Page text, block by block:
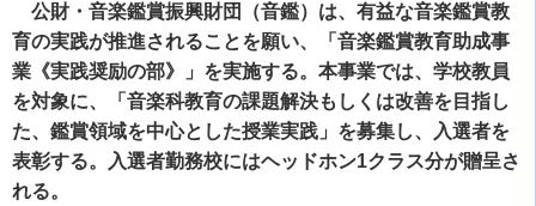
公財・音楽鑑賞振興財団（音鑑）は、有益な音楽鑑賞教
育の実践が推進されることを願い、「音楽鑑賞教育助成事
業《実践奨励の部》」を実施する。本事業では、学校教員
を対象に、「音楽科教育の課題解決もしくは改善を目指し
た、鑑賞領域を中心とした授業実践」を募集し、入選者を
表彰する。入選者勤務校にはヘッドホン1クラス分が贈呈さ
れる。